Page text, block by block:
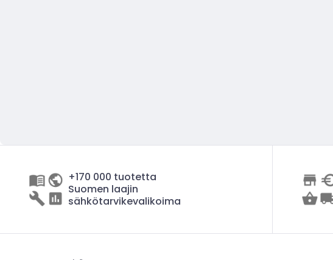
+170 000 tuotetta
Suomen laajin
sähkötarvikevalikoima